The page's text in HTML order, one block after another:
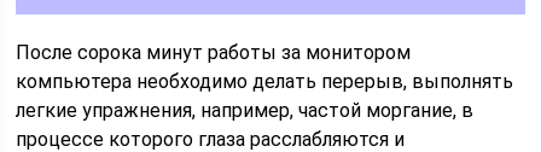
После сорока минут работы за монитором
компьютера необходимо делать перерыв, выполнять
легкие упражнения, например, частой моргание, в
процессе которого глаза расслабляются и